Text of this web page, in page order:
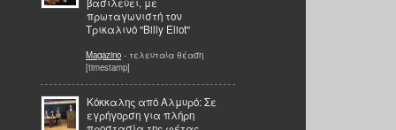
πρωταγωνιστή τον
Τρικαλινό ''Βilly Eliot''
Magazino - τελευταία θέαση
[timestamp]
Κόκκαλης από Αλμυρό: Σε
εγρήγορση για πλήρη